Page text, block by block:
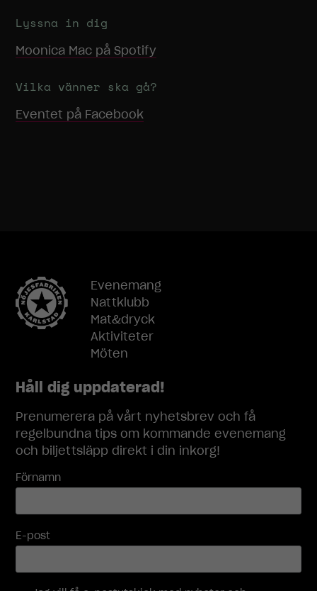
Lyssna in dig
Moonica Mac på Spotify
Vilka vänner ska gå?
Eventet på Facebook
Evenemang
Nattklubb
Mat&dryck
Aktiviteter
Möten
Håll dig uppdaterad!
Prenumerera på vårt nyhetsbrev och få
regelbundna tips om kommande evenemang
och biljettsläpp direkt i din inkorg!
Förnamn
E-post
dessa
cookies
kommer viss
funktionalitet
från